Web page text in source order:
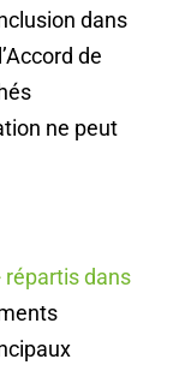
dans
de
ne peut
répartis dans